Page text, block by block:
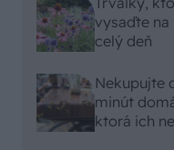
vysaďte
celý deň
Nekupujte
minút
ktorá ich